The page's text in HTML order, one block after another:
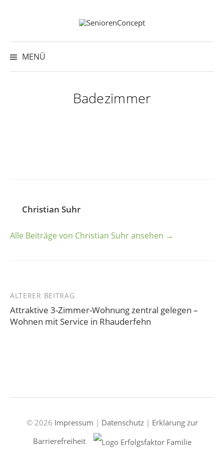
MENÜ
Suchen
Badezimmer
Christian Suhr
Alle Beiträge von Christian Suhr ansehen →
Beitrags-
Navigation
ÄLTERER BEITRAG
Attraktive 3-Zimmer-Wohnung zentral gelegen –
Wohnen mit Service in Rhauderfehn
© 2026 Impressum | Datenschutz| Erklärung zur
Barrierefreiheit